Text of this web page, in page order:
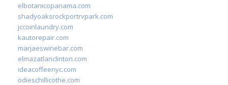
elbotanicopanama.com
shadyoaksrockportrvpark.com
jccoinlaundry.com
kautorepair.com
marjaeswinebar.com
elmazatlanclinton.com
ideacoffeenyc.com
odieschillicothe.com